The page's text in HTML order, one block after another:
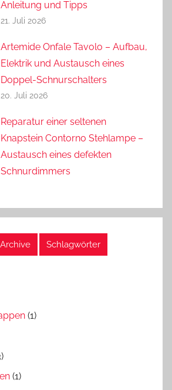
Anleitung und Tipps
21. Juli 2026
Artemide Onfale Tavolo – Aufbau,
Elektrik und Austausch eines
Doppel-Schnurschalters
20. Juli 2026
Reparatur einer seltenen
Knapstein Contorno Stehlampe –
Austausch eines defekten
Schnurdimmers
Archive Schlagwörter
(1)
(1)